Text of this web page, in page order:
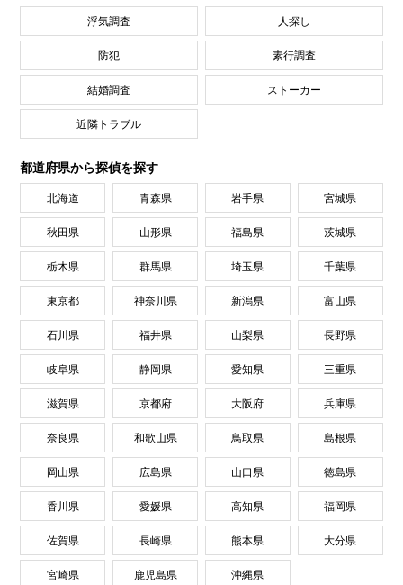
浮気調査 人探し
防犯 素行調査
結婚調査 ストーカー
近隣トラブル
都道府県から探偵を探す
北海道 青森県 岩手県 宮城県
秋田県 山形県 福島県 茨城県
栃木県 群馬県 埼玉県 千葉県
東京都 神奈川県 新潟県 富山県
石川県 福井県 山梨県 長野県
岐阜県 静岡県 愛知県 三重県
滋賀県 京都府 大阪府 兵庫県
奈良県 和歌山県 鳥取県 島根県
岡山県 広島県 山口県 徳島県
香川県 愛媛県 高知県 福岡県
佐賀県 長崎県 熊本県 大分県
宮崎県 鹿児島県 沖縄県